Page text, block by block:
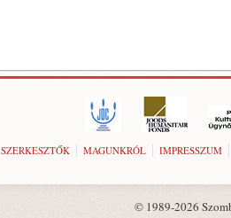
SZERKESZTŐK MAGUNKRÓL IMPRESSZUM
© 1989-2026